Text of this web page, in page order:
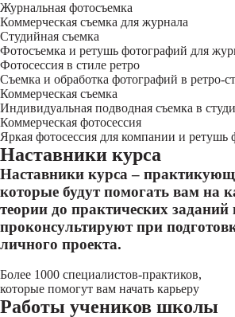
Журнальная фотосъемка
Коммерческая съемка для журнала
Студийная съемка
Фотосъемка и ретушь фотографий для
Фотосессия в стиле ретро
Съемка и обработка фотографий в ретро-
Коммерческая съемка
Индивидуальная подводная съемка в
Коммерческая фотосессия
Яркая фотосессия для компании и ретушь
Наставники курса
Наставники курса –
которые будут помогать вам на
теории до практических заданий
проконсультируют при
личного проекта.
Более 1000 специалистов-практиков,
которые помогут вам начать карьеру
Работы учеников школы